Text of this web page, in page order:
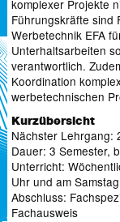
komplexer Projekte
Führungskräfte sind
Werbetechnik EFA
Unterhaltsarbeiten
verantwortlich.
Koordination
werbetechnischen
Kurzübersicht
Nächster Lehrgang:
Dauer: 3 Semester,
Unterricht:
Uhr und am
Abschluss:
Fachausweis